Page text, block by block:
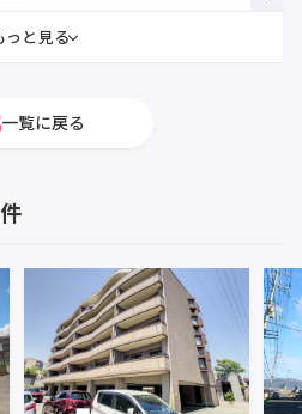
っと見る
一覧に戻る